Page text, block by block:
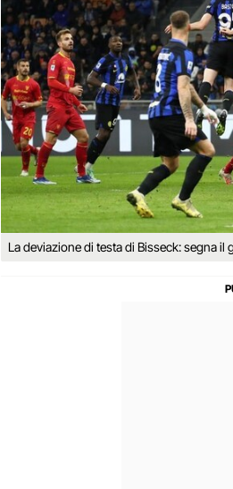
La deviazione di testa di Bisseck: segna il